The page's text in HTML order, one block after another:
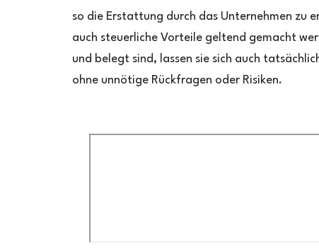
so die Erstattung durch das Unternehmen zu
auch steuerliche Vorteile geltend gemacht
und belegt sind, lassen sie sich auch
ohne unnötige Rückfragen oder Risiken.